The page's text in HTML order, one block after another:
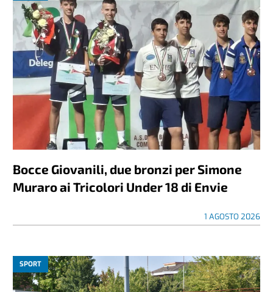
Bocce Giovanili, due bronzi per Simone
Muraro ai Tricolori Under 18 di Envie
1 AGOSTO 2026
SPORT